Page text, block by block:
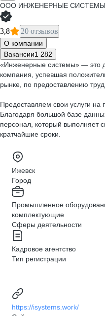
ООО ИНЖЕНЕРНЫЕ СИСТЕМЫ
3,8 20 отзывов
О компании
Вакансии1 282
«Инженерные системы» — это
компания, успевшая
рынке, по предоставлению
Предоставляем свои услуги на
Благодаря большой базе
персонал, который выполняет
кратчайшие сроки.
Ижевск
Город
Промышленное
комплектующие
Сферы деятельности
Кадровое агентство
Тип регистрации
https://isystems.work/